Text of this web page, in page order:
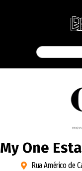
My One
Rua Américo de